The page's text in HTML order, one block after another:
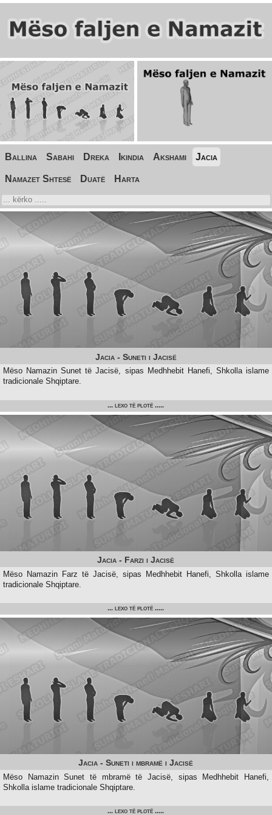
Ballina Sabahi Dreka Ikindia Akshami Jacia
Namazet Shtesë Duatë Harta
Jacia - Suneti i Jacisë
Mëso Namazin Sunet të Jacisë, sipas Medhhebit Hanefi, Shkolla islame
tradicionale Shqiptare.
... lexo të plotë .....
Jacia - Farzi i Jacisë
Mëso Namazin Farz të Jacisë, sipas Medhhebit Hanefi, Shkolla islame
tradicionale Shqiptare.
... lexo të plotë .....
Jacia - Suneti i mbramë i Jacisë
Mëso Namazin Sunet të mbramë të Jacisë, sipas Medhhebit Hanefi,
Shkolla islame tradicionale Shqiptare.
... lexo të plotë .....